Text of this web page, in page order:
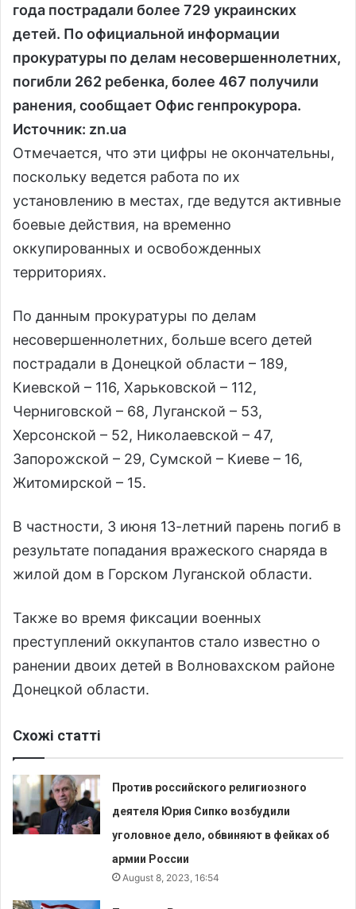
года пострадали более 729 украинских
детей. По официальной информации
прокуратуры по делам несовершеннолетних,
погибли 262 ребенка, более 467 получили
ранения, сообщает Офис генпрокурора.
Источник: zn.ua
Отмечается, что эти цифры не окончательны,
поскольку ведется работа по их
установлению в местах, где ведутся активные
боевые действия, на временно
оккупированных и освобожденных
территориях.
По данным прокуратуры по делам
несовершеннолетних, больше всего детей
пострадали в Донецкой области – 189,
Киевской – 116, Харьковской – 112,
Черниговской – 68, Луганской – 53,
Херсонской – 52, Николаевской – 47,
Запорожской – 29, Сумской – Киеве – 16,
Житомирской – 15.
В частности, 3 июня 13-летний парень погиб в
результате попадания вражеского снаряда в
жилой дом в Горском Луганской области.
Также во время фиксации военных
преступлений оккупантов стало известно о
ранении двоих детей в Волновахском районе
Донецкой области.
Схожі статті
Против российского религиозного
деятеля Юрия Сипко возбудили
уголовное дело, обвиняют в фейках об
армии России
August 8, 2023, 16:54